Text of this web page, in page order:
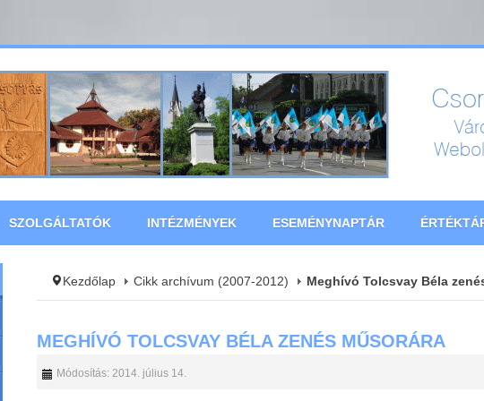
SZOLGÁLTATÓK INTÉZMÉNYEK ESEMÉNYNAPTÁR
Kezdőlap Cikk archívum (2007-2012) Meghívó Tolcsvay Béla
MEGHÍVÓ TOLCSVAY BÉLA ZENÉS MŰSORÁRA
Módosítás: 2014. július 14.